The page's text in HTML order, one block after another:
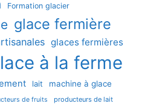
Formation glacier
glace fermière
glaces fermières
à la ferme
lait machine à glace
de fruits producteurs de lait